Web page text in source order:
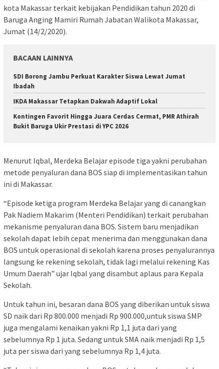
kota Makassar terkait kebijakan Pendidikan tahun 2020 di
Baruga Anging Mamiri Rumah Jabatan Walikota Makassar,
Jumat (14/2/2020).
BACAAN LAINNYA
SDI Borong Jambu Perkuat Karakter Siswa Lewat Jumat
Ibadah
IKDA Makassar Tetapkan Dakwah Adaptif Lokal
Kontingen Favorit Hingga Juara Cerdas Cermat, PMR Athirah
Bukit Baruga Ukir Prestasi di YPC 2026
Menurut Iqbal, Merdeka Belajar episode tiga yakni perubahan
metode penyaluran dana BOS siap di implementasikan tahun
ini di Makassar.
“Episode ketiga program Merdeka Belajar yang di canangkan
Pak Nadiem Makarim (Menteri Pendidikan) terkait perubahan
mekanisme penyaluran dana BOS. Sistem baru menjadikan
sekolah dapat lebih cepat menerima dan menggunakan dana
BOS untuk operasional di sekolah karena proses penyalurannya
langsung ke rekening sekolah, tidak lagi melalui rekening Kas
Umum Daerah” ujar Iqbal yang disambut aplaus para Kepala
Sekolah.
Untuk tahun ini, besaran dana BOS yang diberikan untuk siswa
SD naik dari Rp 800.000 menjadi Rp 900.000,untuk siswa SMP
juga mengalami kenaikan yakni Rp 1,1 juta dari yang
sebelumnya Rp 1 juta. Sedang untuk SMA naik menjadi Rp 1,5
juta per siswa dari yang sebelumnya Rp 1,4 juta.